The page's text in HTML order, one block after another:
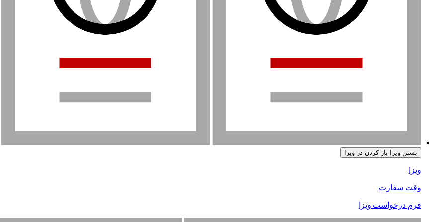
بستن ویزا باز کردن در ویزا
ویزا
وقت سفارت
فرم درخواست ویزا